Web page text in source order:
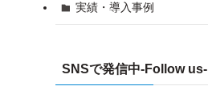
実績・導入事例
SNSで発信中-Follow us-